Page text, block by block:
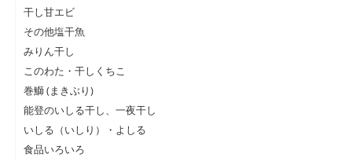
干し甘エビ
その他塩干魚
みりん干し
このわた・干しくちこ
巻鰤 (まきぶり)
能登のいしる干し、一夜干し
いしる（いしり）・よしる
食品いろいろ